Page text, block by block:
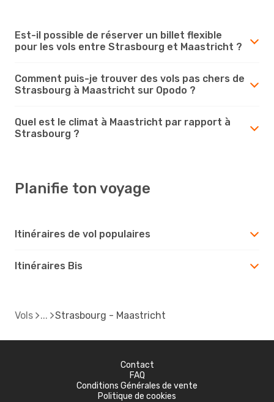
Est-il possible de réserver un billet flexible
pour les vols entre Strasbourg et Maastricht ?
Comment puis-je trouver des vols pas chers de
Strasbourg à Maastricht sur Opodo ?
Quel est le climat à Maastricht par rapport à
Strasbourg ?
Planifie ton voyage
Itinéraires de vol populaires
Itinéraires Bis
Vols Strasbourg - Maastricht
Contact
FAQ
Conditions Générales de vente
Politique de cookies